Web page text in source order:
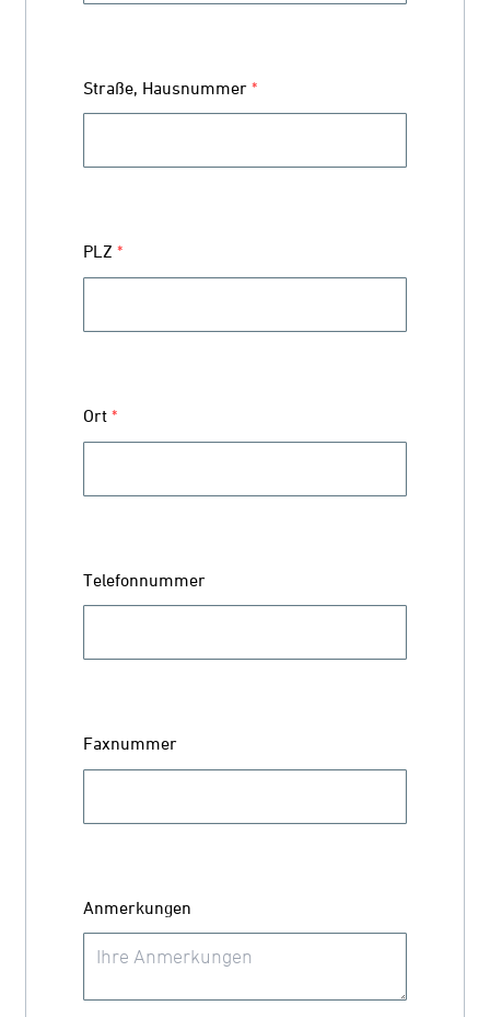
Straße, Hausnummer*
PLZ*
Ort*
Telefonnummer
Faxnummer
Anmerkungen